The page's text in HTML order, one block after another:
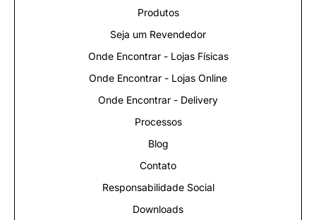
AUTO SIMAS
(48)32471370 / (48)991474927
PRAIA COMPRIDA
Santa Catarina
PALHOÇA / SANTANA / SÃO PEDRO DE ALCANTARA /
AMARO DA FIGUEIRA / QUECABA / RANCHO QUEIMADO /
ANGELINA / GARCIA / TIJUQUINHAS / SAUDADES / MAJ.